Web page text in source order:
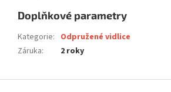
Doplňkové parametry
Kategorie: Odpružené vidlice
Záruka: 2 roky